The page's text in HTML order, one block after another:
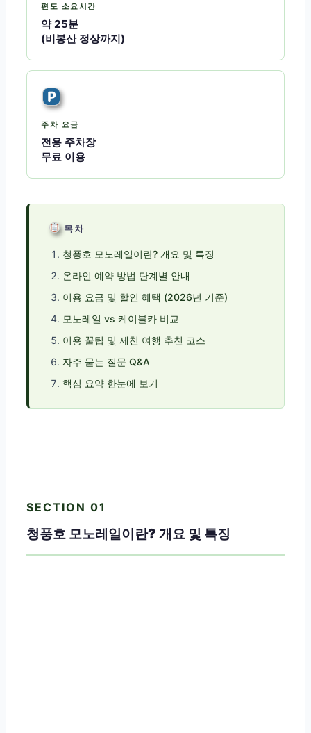
편도 소요시간
약 25분
(비봉산 정상까지)
주차 요금
전용 주차장
무료 이용
목차
청풍호 모노레일이란? 개요 및 특징
온라인 예약 방법 단계별 안내
이용 요금 및 할인 혜택 (2026년 기준)
모노레일 vs 케이블카 비교
이용 꿀팁 및 제천 여행 추천 코스
자주 묻는 질문 Q&A
핵심 요약 한눈에 보기
SECTION 01
청풍호 모노레일이란? 개요 및 특징